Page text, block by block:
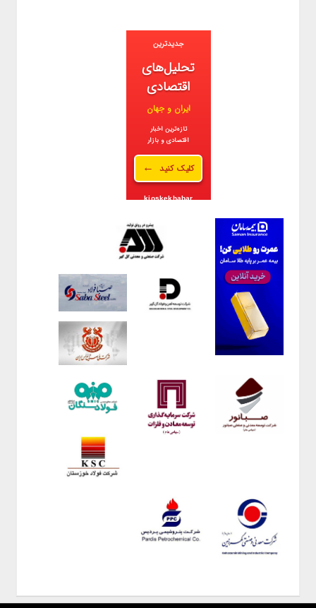
جدیدترین
تحلیل‌های
اقتصادی
ایران و جهان
تازه‌ترین اخبار
اقتصادی و بازار
کلیک کنید ←
kioskekhabar